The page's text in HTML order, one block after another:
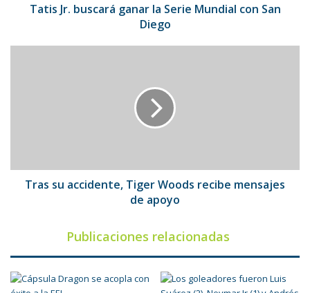
DiegoTatis Jr. buscará ganar la Serie Mundial con San
Diego
apoyo
Tras su accidente, Tiger Woods recibe mensajes
de apoyo
Publicaciones relacionadas